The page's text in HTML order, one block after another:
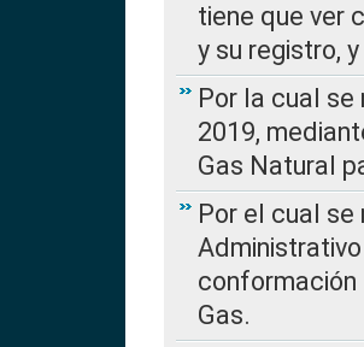
tiene que ver
y su registro,
Por la cual
2019,
Gas Natural
Por el cual
conformación
Gas.